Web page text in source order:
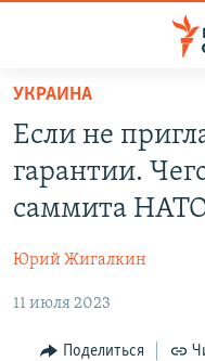
упрощенного
доступа
основному
Вернутся
навигации
АВТОРСКИЕ ПРОЕКТЫ
МНЕНИЯ
КУЛЬТУРА
IDEL.РЕАЛИИ
УКРАИНА
Если не
гарантии.
саммита
Юрий Жигалкин
11 июля 2023
Поделиться